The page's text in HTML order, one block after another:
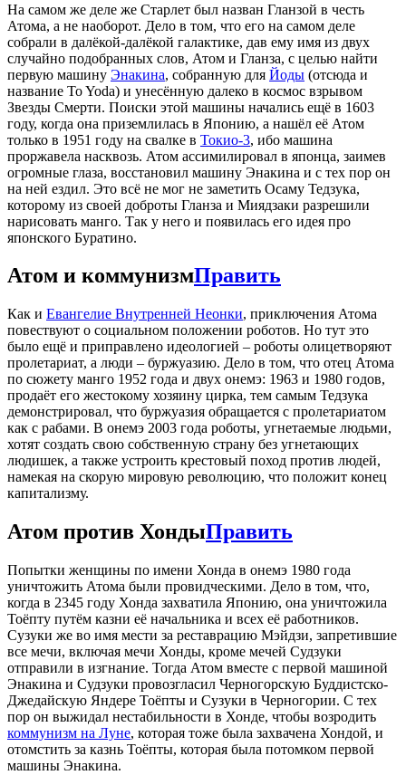
На самом же деле же Старлет был назван Гланзой в честь
Атома, а не наоборот. Дело в том, что его на самом деле
собрали в далёкой-далёкой галактике, дав ему имя из двух
случайно подобранных слов, Атом и Гланза, с целью найти
первую машину Энакина, собранную для Йоды (отсюда и
название To Yoda) и унесённую далеко в космос взрывом
Звезды Смерти. Поиски этой машины начались ещё в 1603
году, когда она приземлилась в Японию, а нашёл её Атом
только в 1951 году на свалке в Токио-3, ибо машина
проржавела насквозь. Атом ассимилировал в японца, заимев
огромные глаза, восстановил машину Энакина и с тех пор он
на ней ездил. Это всё не мог не заметить Осаму Тедзука,
которому из своей доброты Гланза и Миядзаки разрешили
нарисовать манго. Так у него и появилась его идея про
японского Буратино.
Атом и коммунизмПравить
Как и Евангелие Внутренней Неонки, приключения Атома
повествуют о социальном положении роботов. Но тут это
было ещё и приправлено идеологией – роботы олицетворяют
пролетариат, а люди – буржуазию. Дело в том, что отец Атома
по сюжету манго 1952 года и двух онемэ: 1963 и 1980 годов,
продаёт его жестокому хозяину цирка, тем самым Тедзука
демонстрировал, что буржуазия обращается с пролетариатом
как с рабами. В онемэ 2003 года роботы, угнетаемые людьми,
хотят создать свою собственную страну без угнетающих
людишек, а также устроить крестовый поход против людей,
намекая на скорую мировую революцию, что положит конец
капитализму.
Атом против ХондыПравить
Попытки женщины по имени Хонда в онемэ 1980 года
уничтожить Атома были провидческими. Дело в том, что,
когда в 2345 году Хонда захватила Японию, она уничтожила
Тоёпту путём казни её начальника и всех её работников.
Сузуки же во имя мести за реставрацию Мэйдзи, запретившие
все мечи, включая мечи Хонды, кроме мечей Судзуки
отправили в изгнание. Тогда Атом вместе с первой машиной
Энакина и Судзуки провозгласил Черногорскую Буддистско-
Джедайскую Яндере Тоёпты и Сузуки в Черногории. С тех
пор он выжидал нестабильности в Хонде, чтобы возродить
коммунизм на Луне, которая тоже была захвачена Хондой, и
отомстить за казнь Тоёпты, которая была потомком первой
машины Энакина.